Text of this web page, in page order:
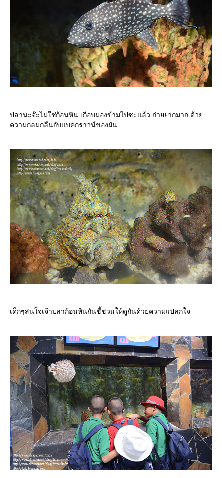
ปลานะจ๊ะไม่ใช่ก้อนหิน เกือบมองข้ามไปซะแล้ว ถ่ายยากมาก ด้ว
ความกลมกลืนกับแบคกราวน์ของมัน
เด็กๆสนใจเจ้าปลาก้อนหินกันชี้ชวนให้ดูกันด้วยความแปลกใจ